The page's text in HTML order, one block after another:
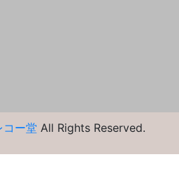
コー堂 All Rights Reserved.